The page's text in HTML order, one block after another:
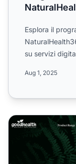
Esplora il
su servizi
Aug 1, 2025
Programma di